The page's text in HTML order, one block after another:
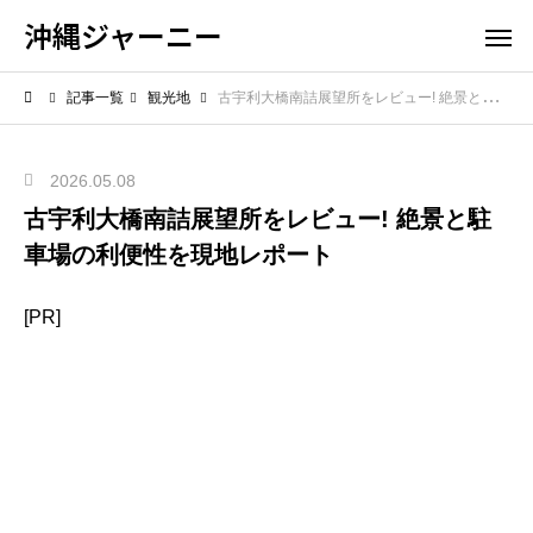
沖縄ジャーニー
記事一覧 観光地 古宇利大橋南詰展望所をレビュー! 絶景と駐車場の利便性を現地レポート
2026.05.08
古宇利大橋南詰展望所をレビュー! 絶景と駐
車場の利便性を現地レポート
[PR]